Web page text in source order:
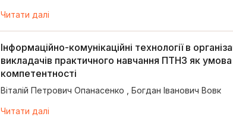
Читати далі
Інформаційно-комунікаційні технології в
викладачів практичного навчання ПТНЗ як
компетентності
Віталій Петрович Опанасенко Богдан Іванович Вовк
Читати далі